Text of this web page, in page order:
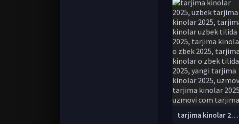
tarjima kinolar 2025, uzbek tarjima kinolar 2025, tarjima kinolar uzbek tilida 2025, tarjima kinolar o zbek 2025, tarjima kinolar o zbek tilida 2025, yangi tarjima kinolar 2025, uzmovi tarjima kinolar 2025, uzmovi com tarjima kinolar 2025, uzbekcha t